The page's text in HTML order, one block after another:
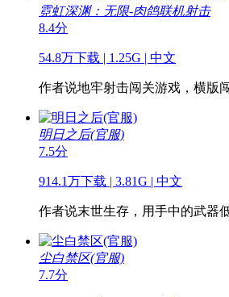
霓虹深渊：无限-肉鸽联机射击
8.4分
54.8万下载 | 1.25G | 中文
作者说地牢射击闯关游戏，横版
明日之后(官服)
7.5分
914.1万下载 | 3.81G | 中文
作者说末世生存，用手中的武器
尘白禁区(官服)
7.7分